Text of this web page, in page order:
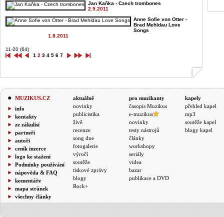
Jan Kaňka - Czech trombones
2.9.2011
Anne Sofie von Otter -
Brad Mehldau Love
Songs
1.8.2011
11-20 (64)
1 2 3 4 5 6 7
MUZIKUS.CZ
info
kontakty
ze zákulisí
partneři
autoři
ceník inzerce
logo ke stažení
Podmínky používání
nápověda & FAQ
komentáře
mapa stránek
všechny články
aktuálně
novinky
publicistika
živě
recenze
song dne
fotogalerie
výročí
soutěže
tiskové zprávy
blogy
Rock+
pro muzikanty
časopis Muzikus
e-muzikus
novinky
testy nástrojů
články
workshopy
seriály
videa
bazar
publikace a DVD
kapely
přehled kapel
mp3
soutěže kapel
blogy kapel